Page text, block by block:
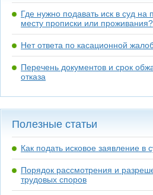
Где нужно подавать иск в суд на
месту прописки или проживания?
Нет ответа по касационной
Перечень документов и срок
отказа
Полезные статьи
Как подать исковое заявление в
Порядок рассмотрения и
трудовых споров